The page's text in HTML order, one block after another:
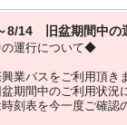
8/14 旧盆期間中の
運行について◆
業バスをご利用頂き
期間中のご利用状況
刻表を今一度ご確認